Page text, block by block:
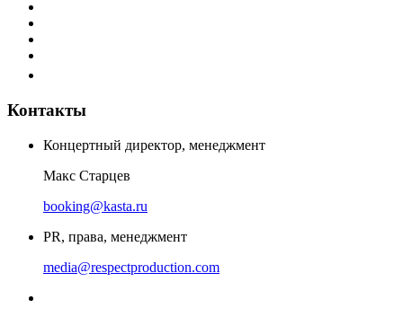
Контакты
Концертный директор, менеджмент
Макс Старцев
booking@kasta.ru
PR, права, менеджмент
media@respectproduction.com